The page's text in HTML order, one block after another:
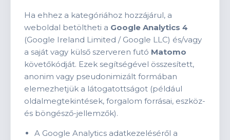
Ha ehhez a kategóriához hozzájárul, a
weboldal betöltheti a Google Analytics 4
(Google Ireland Limited / Google LLC) és/vagy
a saját vagy külső szerveren futó Matomo
követőkódját. Ezek segítségével összesített,
anonim vagy pseudonimizált formában
elemezhetjük a látogatottságot (például
oldalmegtekintések, forgalom forrásai, eszköz-
és böngésző-jellemzők).
A Google Analytics adatkezeléséről a